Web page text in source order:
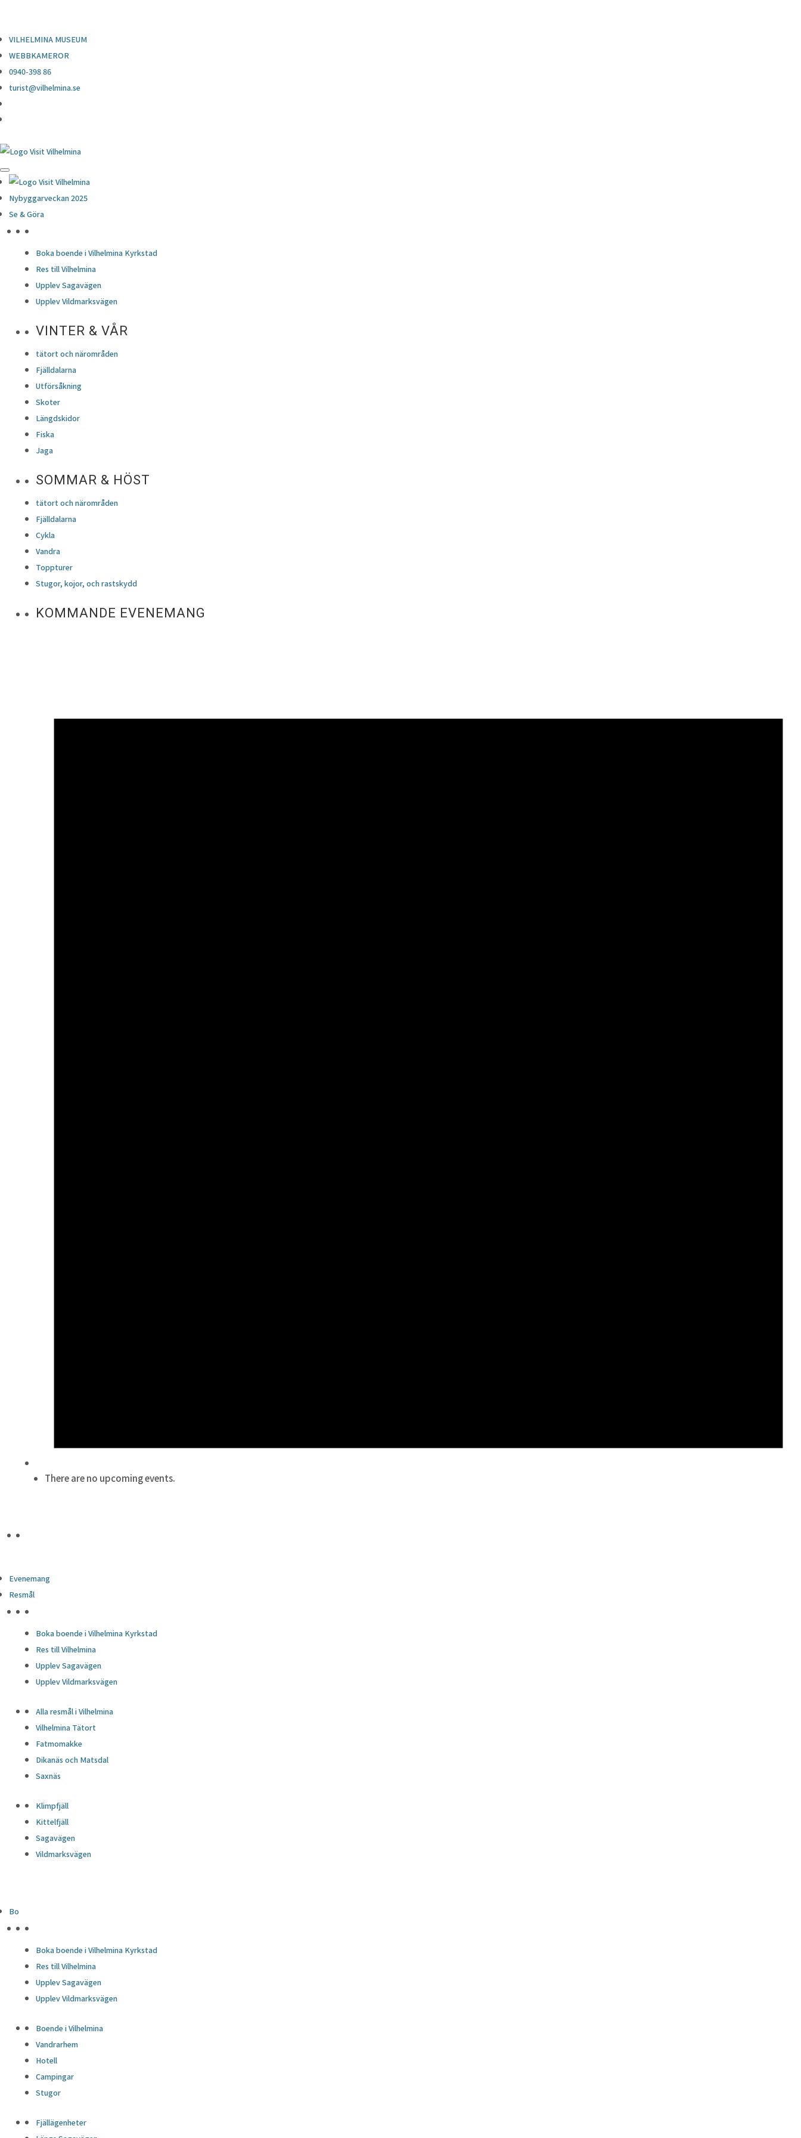
VILHELMINA MUSEUM
WEBBKAMEROR
0940-398 86
turist@vilhelmina.se
Nybyggarveckan 2025
Se & Göra
Boka boende i Vilhelmina Kyrkstad
Res till Vilhelmina
Upplev Sagavägen
Upplev Vildmarksvägen
VINTER & VÅR
tätort och närområden
Fjälldalarna
Utförsåkning
Skoter
Längdskidor
Fiska
Jaga
SOMMAR & HÖST
tätort och närområden
Fjälldalarna
Cykla
Vandra
Toppturer
Stugor, kojor, och rastskydd
KOMMANDE EVENEMANG
There are no upcoming events.
Evenemang
Resmål
Boka boende i Vilhelmina Kyrkstad
Res till Vilhelmina
Upplev Sagavägen
Upplev Vildmarksvägen
Alla resmål i Vilhelmina
Vilhelmina Tätort
Fatmomakke
Dikanäs och Matsdal
Saxnäs
Klimpfjäll
Kittelfjäll
Sagavägen
Vildmarksvägen
Bo
Boka boende i Vilhelmina Kyrkstad
Res till Vilhelmina
Upplev Sagavägen
Upplev Vildmarksvägen
Boende i Vilhelmina
Vandrarhem
Hotell
Campingar
Stugor
Fjällägenheter